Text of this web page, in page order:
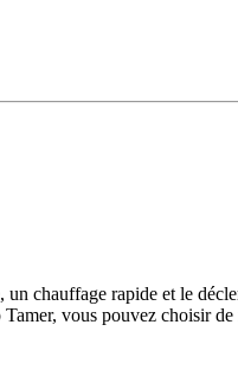
chauffage rapide et le
vous pouvez choisir